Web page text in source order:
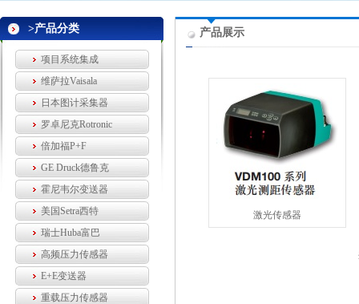
>产品分类
项目系统集成
维萨拉Vaisala
日本图计采集器
罗卓尼克Rotronic
倍加福P+F
GE Druck德鲁克
霍尼韦尔变送器
美国Setra西特
瑞士Huba富巴
高频压力传感器
E+E变送器
重载压力传感器
产品展示
激光传感器